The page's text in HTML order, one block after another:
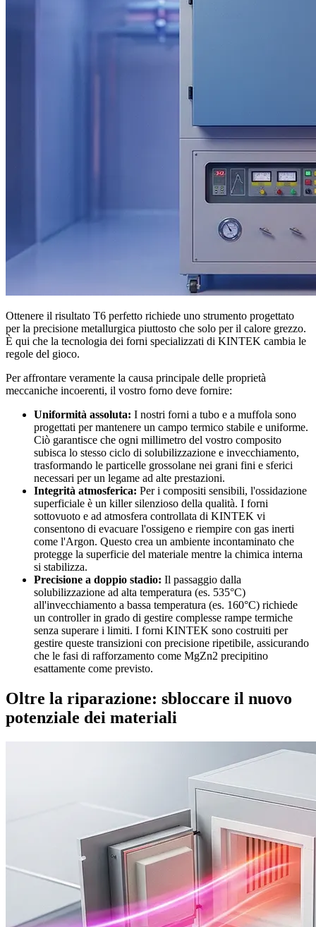
Ottenere il risultato T6 perfetto richiede uno strumento progettato
per la precisione metallurgica piuttosto che solo per il calore grezzo.
È qui che la tecnologia dei forni specializzati di KINTEK cambia le
regole del gioco.
Per affrontare veramente la causa principale delle proprietà
meccaniche incoerenti, il vostro forno deve fornire:
Uniformità assoluta: I nostri forni a tubo e a muffola sono
progettati per mantenere un campo termico stabile e uniforme.
Ciò garantisce che ogni millimetro del vostro composito
subisca lo stesso ciclo di solubilizzazione e invecchiamento,
trasformando le particelle grossolane nei grani fini e sferici
necessari per un legame ad alte prestazioni.
Integrità atmosferica: Per i compositi sensibili, l'ossidazione
superficiale è un killer silenzioso della qualità. I forni
sottovuoto e ad atmosfera controllata di KINTEK vi
consentono di evacuare l'ossigeno e riempire con gas inerti
come l'Argon. Questo crea un ambiente incontaminato che
protegge la superficie del materiale mentre la chimica interna
si stabilizza.
Precisione a doppio stadio: Il passaggio dalla
solubilizzazione ad alta temperatura (es. 535°C)
all'invecchiamento a bassa temperatura (es. 160°C) richiede
un controller in grado di gestire complesse rampe termiche
senza superare i limiti. I forni KINTEK sono costruiti per
gestire queste transizioni con precisione ripetibile, assicurando
che le fasi di rafforzamento come MgZn2 precipitino
esattamente come previsto.
Oltre la riparazione: sbloccare il nuovo
potenziale dei materiali